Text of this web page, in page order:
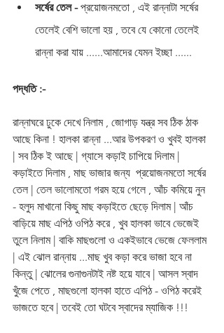
সর্ষের তেল - প্রয়োজনমতো , এই রান্নাটা সর্ষের
তেলেই বেশি ভালো হয় , তবে যে কোনো তেলেই
রান্না করা যায় ......আমাদের যেমন ইচ্ছা ......
পদ্ধতি :-
রান্নাঘরে ঢুকে দেখে নিলাম , জোগাড় যন্ত্র সব ঠিক ঠাক
আছে কিনা ! হালকা রান্না ...আর উপকরণ ও খুবই হালকা
| সব ঠিক ই আছে | গ্যাসে কড়াই চাপিয়ে দিলাম |
কড়াইতে দিলাম , মাছ ভাজার জন্য  প্রয়োজনমতো সর্ষের
তেল | তেল ভালোমতো গরম হয়ে গেলে , আঁচ কমিয়ে নুন
- হলুদ মাখানো কিছু মাছ কড়াইতে ছেড়ে দিলাম | আঁচ
বাড়িয়ে মাছ এপিঠ ওপিঠ করে , খুব হালকা ভাবে ভেজেই
তুলে নিলাম | বাকি মাছগুলো ও একইভাবে ভেজে ফেললাম
| এই ঝোল রান্নায় ...মাছ খুব কড়া করে ভাজা হবে না
কিন্তু | ঝোলের গুনাগুনটাই নষ্ট হয়ে যাবে | আসল স্বাদ
খুঁজে পেতে , মাছগুলো হালকা হাতে এপিঠ - ওপিঠ করেই
ভাজতে হবে | তবেই তো ঘটবে স্বাদের ম্যাজিক !!!